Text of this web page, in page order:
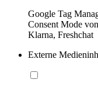
Google Tag
Consent Mode
Klarna, Freshchat
Externe